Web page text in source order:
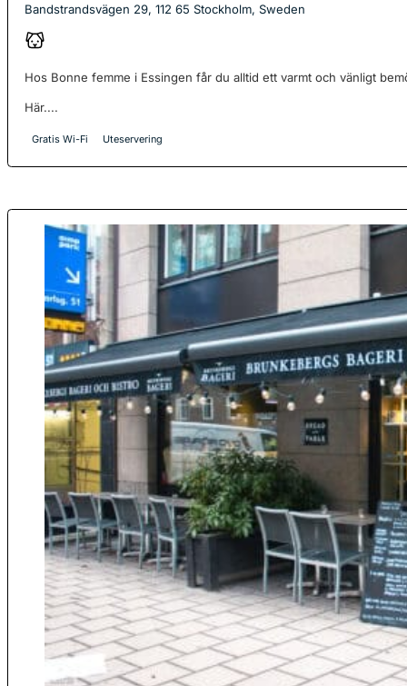
Bandstrandsvägen 29, 112 65 Stockholm, Sweden
Hos Bonne femme i Essingen får du alltid ett varmt och vänligt
Här....
Gratis Wi-Fi Uteservering